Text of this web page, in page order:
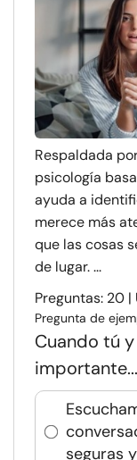
Respaldada
psicología
ayuda a
merece más
que las cosas
de lugar. ...
Preguntas: 20
Pregunta de
Cuando tú
importante...
seguras